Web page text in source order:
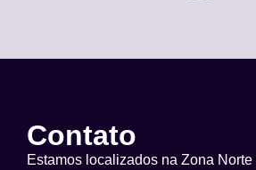
Contato
Estamos localizados na Zona